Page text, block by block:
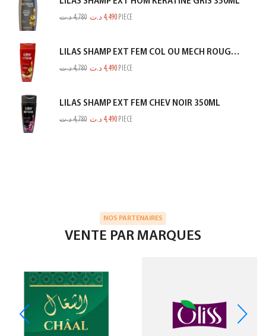
4,780د.ت 4,490 د.ت PIECE
LILAS SHAMP EXT FEM COL OU MECH ROUGE 350ML
4,780د.ت 4,490 د.ت PIECE
LILAS SHAMP EXT FEM CHEV NOIR 350ML
4,780د.ت 4,490 د.ت PIECE
NOS PARTENAIRES
VENTE PAR MARQUES